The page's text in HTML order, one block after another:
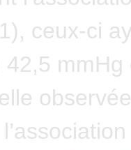
ceux-ci
mmHg